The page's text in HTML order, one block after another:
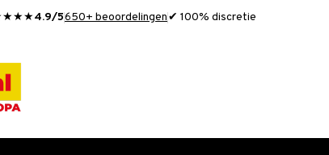
4.9/5650+ beoordelingen✔ 100% discretie